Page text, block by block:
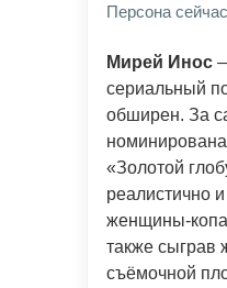
Персона сейчас
Мирей Инос
сериальный
обширен. За
«Золотой
реалистично
женщины-копа
также сыграв
съёмочной